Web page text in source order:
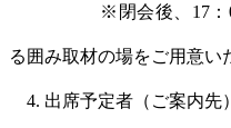
※閉会後、17：00過
る囲み取材の場をご用意い
4. 出席予定者（ご案内先）